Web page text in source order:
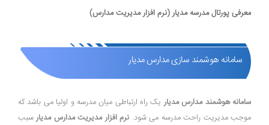
معرفی پورتال مدرسه مدیار (نرم افزار مدیریت مدارس)
سامانه هوشمند سازی مدارس مدیار
سامانه هوشمند مدارس مدیاریک راه ارتباطی میان مدرسه و اولیا می باشد که
موجب مدیریت راحت مدرسه می شود. نرم افزار مدیریت مدارس مدیارسبب